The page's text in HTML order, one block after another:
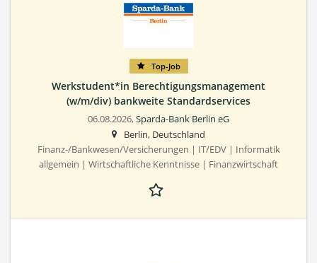
Top-Job
Werkstudent*in Berechtigungsmanagement
(w/m/div) bankweite Standardservices
06.08.2026,Sparda-Bank Berlin eG
Berlin, Deutschland
Finanz-/Bankwesen/Versicherungen | IT/EDV | Informatik
allgemein | Wirtschaftliche Kenntnisse | Finanzwirtschaft